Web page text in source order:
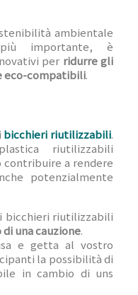
ambientale
importante, è
per ridurre gli
eco-compatibili.
bicchieri riutilizzabili.
riutilizzabili
contribuire a rendere
potenzialmente
bicchieri riutilizzabili
una cauzione.
e getta al vostro
la possibilità di
in cambio di uns